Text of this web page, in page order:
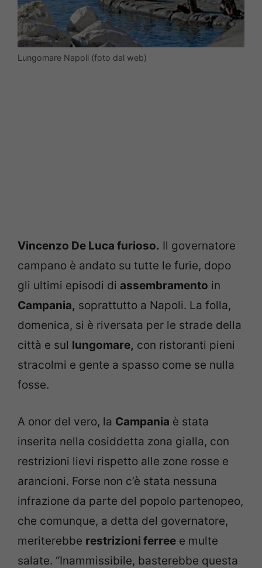
Lungomare Napoli (foto dal web)
Vincenzo De Luca furioso. Il governatore
campano è andato su tutte le furie, dopo
gli ultimi episodi di assembramento in
Campania, soprattutto a Napoli. La folla,
domenica, si è riversata per le strade della
città e sul lungomare, con ristoranti pieni
stracolmi e gente a spasso come se nulla
fosse.
A onor del vero, la Campania è stata
inserita nella cosiddetta zona gialla, con
restrizioni lievi rispetto alle zone rosse e
arancioni. Forse non c’è stata nessuna
infrazione da parte del popolo partenopeo,
che comunque, a detta del governatore,
meriterebbe restrizioni ferree e multe
salate. “Inammissibile, basterebbe questa